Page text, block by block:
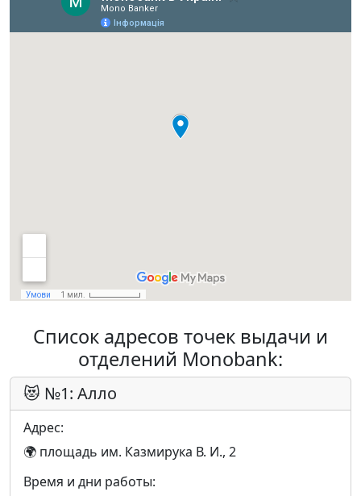
Список адресов точек выдачи и
отделений Monobank:
😻 №1: Алло
Адрес:
🌍 площадь им. Казмирука В. И., 2
Время и дни работы: